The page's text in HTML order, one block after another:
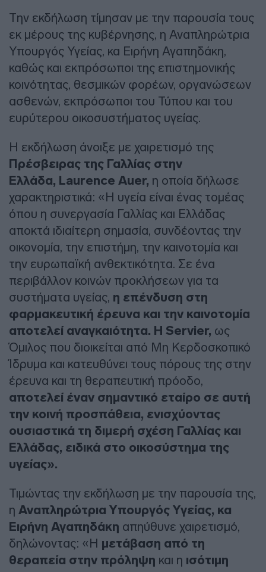
Την εκδήλωση τίμησαν με την παρουσία τους
εκ μέρους της κυβέρνησης, η Αναπληρώτρια
Υπουργός Υγείας, κα Ειρήνη Αγαπηδάκη,
καθώς και εκπρόσωποι της επιστημονικής
κοινότητας, θεσμικών φορέων, οργανώσεων
ασθενών, εκπρόσωποι του Τύπου και του
ευρύτερου οικοσυστήματος υγείας.
Η εκδήλωση άνοιξε με χαιρετισμό της
Πρέσβειρας της Γαλλίας στην
Ελλάδα, Laurence Auer, η οποία δήλωσε
χαρακτηριστικά: «Η υγεία είναι ένας τομέας
όπου η συνεργασία Γαλλίας και Ελλάδας
αποκτά ιδιαίτερη σημασία, συνδέοντας την
οικονομία, την επιστήμη, την καινοτομία και
την ευρωπαϊκή ανθεκτικότητα. Σε ένα
περιβάλλον κοινών προκλήσεων για τα
συστήματα υγείας, η επένδυση στη
φαρμακευτική έρευνα και την καινοτομία
αποτελεί αναγκαιότητα. Η Servier, ως
Όμιλος που διοικείται από Μη Κερδοσκοπικό
Ίδρυμα και κατευθύνει τους πόρους της στην
έρευνα και τη θεραπευτική πρόοδο,
αποτελεί έναν σημαντικό εταίρο σε αυτή
την κοινή προσπάθεια, ενισχύοντας
ουσιαστικά τη διμερή σχέση Γαλλίας και
Ελλάδας, ειδικά στο οικοσύστημα της
υγείας».
Τιμώντας την εκδήλωση με την παρουσία της,
η Αναπληρώτρια Υπουργός Υγείας, κα
Ειρήνη Αγαπηδάκη απηύθυνε χαιρετισμό,
δηλώνοντας: «Η μετάβαση από τη
θεραπεία στην πρόληψη και η ισότιμη